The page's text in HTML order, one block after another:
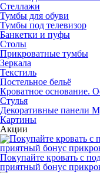
Стеллажи
Тумбы для обуви
Тумбы под телевизор
Банкетки и пуфы
Столы
Прикроватные тумбы
Зеркала
Текстиль
Постельное бельё
Кроватное основание.
Стулья
Декоративные панели
Картины
Акции
Покупайте кровать с
приятный бонус